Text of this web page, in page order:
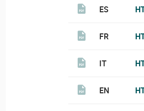
ES
FR
IT
EN